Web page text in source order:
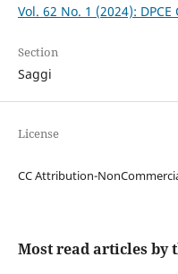
Vol. 62 No. 1 (2024):
Section
Saggi
License
CC Attribution-
Most read articles by